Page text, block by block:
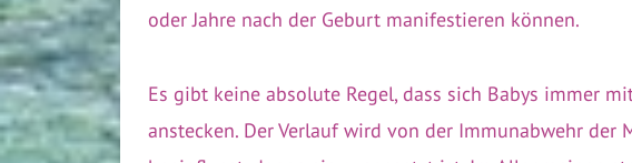
oder Jahre nach der Geburt manifestieren können.
Es gibt keine absolute Regel, dass sich Babys immer
anstecken. Der Verlauf wird von der Immunabwehr der